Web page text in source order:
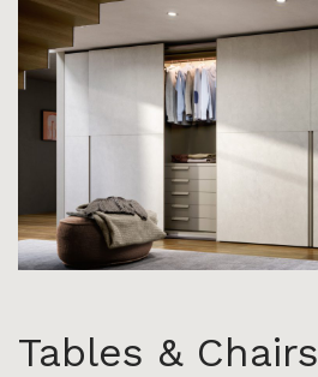
Tables & Chairs